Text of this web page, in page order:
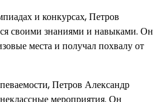
и конкурсах, Петров
своими знаниями и навыками. Он
места и получал похвалу от
Петров Александр
мероприятия. Он